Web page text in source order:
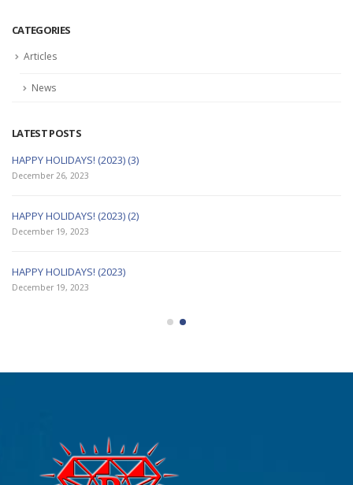
CATEGORIES
Articles
News
LATEST POSTS
HAPPY HOLIDAYS! (2023) (3)
December 26, 2023
HAPPY HOLIDAYS! (2023) (2)
December 19, 2023
HAPPY HOLIDAYS! (2023)
December 19, 2023